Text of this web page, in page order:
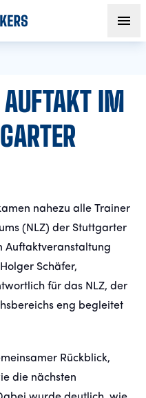
IM
nahezu alle Trainer
(NLZ) der Stuttgarter
Auftaktveranstaltung
Schäfer,
für das NLZ, der
eng begleitet
Rückblick,
die nächsten